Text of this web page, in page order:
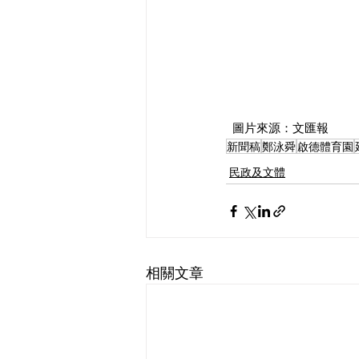
  圖片來源：文匯報
新聞稿鄭泳舜啟德體育園
民政及文體
相關文章